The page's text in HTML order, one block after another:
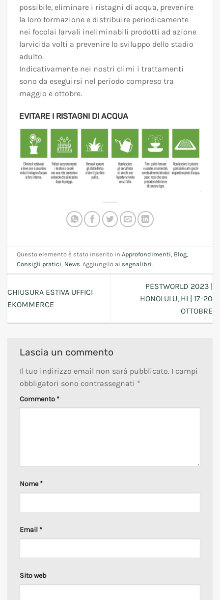
possibile, eliminare i ristagni di acqua, prevenire
la loro formazione e distribuire periodicamente
nei focolai larvali ineliminabili prodotti ad azione
larvicida volti a prevenire lo sviluppo dello stadio
adulto.
Indicativamente nei nostri climi i trattamenti
sono da eseguirsi nel periodo compreso tra
maggio e ottobre.
EVITARE I RISTAGNI DI ACQUA
Questo elemento è stato inserito inApprofondimenti, Blog,
Consigli pratici, News. Aggiungilo aisegnalibri.
CHIUSURA ESTIVA UFFICI
EKOMMERCE
PESTWORLD 2023 |
HONOLULU, HI | 17-20
OTTOBRE
Lascia un commento
Il tuo indirizzo email non sarà pubblicato. I campi
obbligatori sono contrassegnati *
Commento *
Nome*
Email *
Sito web